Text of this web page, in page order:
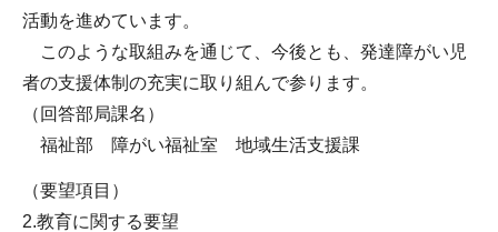
活動を進めています。
このような取組みを通じて、今後とも、発達障がい児
者の支援体制の充実に取り組んで参ります。
（回答部局課名）
福祉部 障がい福祉室 地域生活支援課
（要望項目）
2.教育に関する要望